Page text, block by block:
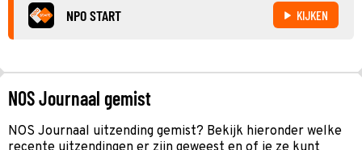
NPO START KIJKEN
NOS Journaal gemist
NOS Journaal uitzending gemist? Bekijk hieronder welke